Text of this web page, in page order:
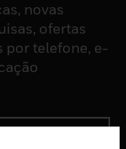
novas
ofertas
por telefone, e-